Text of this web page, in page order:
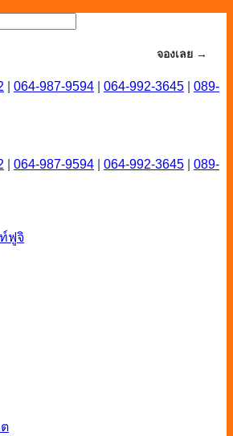
จองเลย →
064-987-9594 064-992-3645
089-
064-987-9594 064-992-3645
089-
ฟูจิ